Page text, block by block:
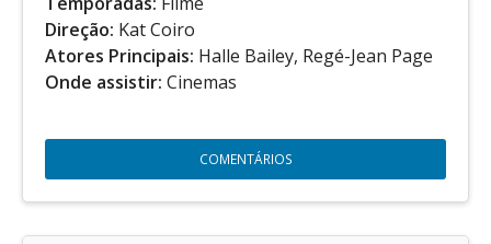
Direção: Kat Coiro
Atores Principais: Halle Bailey, Regé-Jean Page
Onde assistir: Cinemas
COMENTÁRIOS